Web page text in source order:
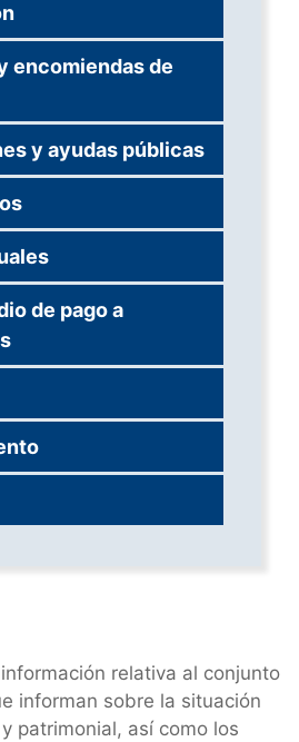
relativa al conjunto
informan sobre la situación
patrimonial, así como los
encomiendas de
y ayudas públicas
de pago a